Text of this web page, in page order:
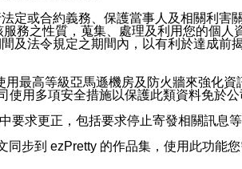
定或合約義務、保護當事人及相關利害
務之性質，蒐集、處理及利用您的個人
法令規定之期間內，以有利於達成前
最高等級亞馬遜機房及防火牆來強化資
用多項安全措施以保護此類資料免於公
要求更正，包括要求停止寄發相關訊息等
步到 ezPretty 的作品集，使用此功能